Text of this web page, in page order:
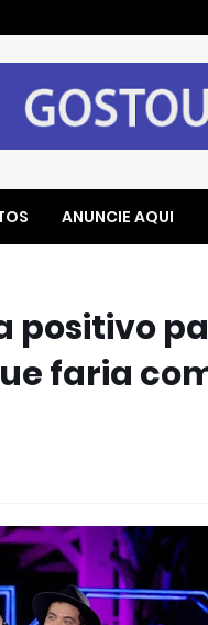
ANUNCIE AQUI
positivo
faria